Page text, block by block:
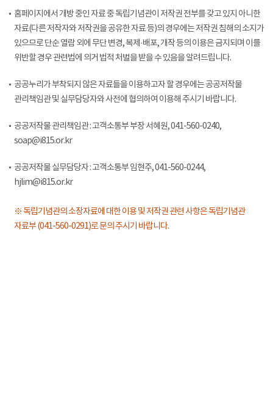
홈페이지에서 개방 중인 자료 중 독립기념관이 저작권 전부를 갖고 있지 아니한
자료(다른 저작자와 저작권을 공유한 자료 등)의 경우에는 저작권 침해의 소지가
있으므로 단순 열람 외에 무단 변경, 복제·배포, 개작 등의 이용은 금지되며 이를
위반할 경우 관련법에 의거 법적 처벌을 받을 수 있음을 알려드립니다.
공공누리가 부착되지 않은 자료들을 이용하고자 할 경우에는 공공저작물
관리책임관 및 실무담당자와 사전에 협의하여 이용해 주시기 바랍니다.
공공저작물 관리책임관 : 고객소통부 부장 서혜원, 041-560-0240,
soap@i815.or.kr
공공저작물 실무담당자 : 고객소통부 임현주, 041-560-0244,
hjlim@i815.or.kr
※ 독립기념관의 소장자료에 대한 이용 및 저작권 관련 사항은 독립기념관
자료부 (041-560-0291)로 문의 주시기 바랍니다.